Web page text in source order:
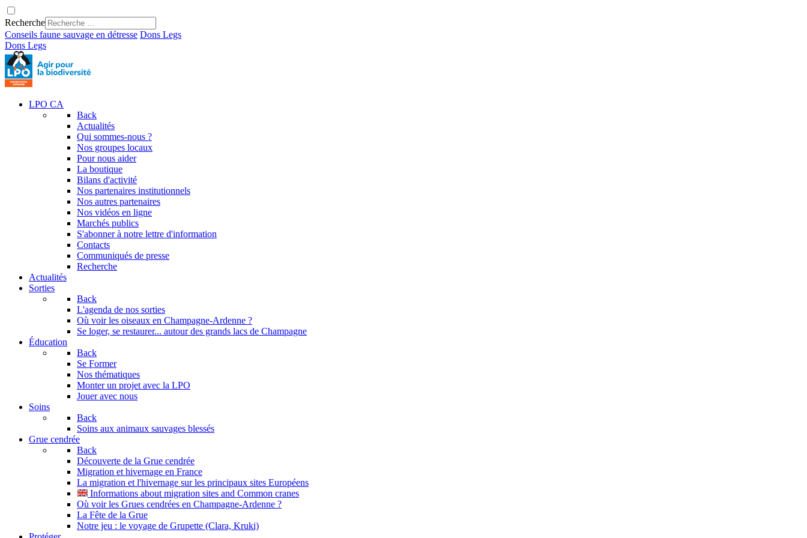
Recherche
Conseils faune sauvage en détresse Dons Legs
Dons Legs
LPO CA
Back
Actualités
Qui sommes-nous ?
Nos groupes locaux
Pour nous aider
La boutique
Bilans d'activité
Nos partenaires institutionnels
Nos autres partenaires
Nos vidéos en ligne
Marchés publics
S'abonner à notre lettre d'information
Contacts
Communiqués de presse
Recherche
Actualités
Sorties
Back
L'agenda de nos sorties
Où voir les oiseaux en Champagne-Ardenne ?
Se loger, se restaurer... autour des grands lacs de Champagne
Éducation
Back
Se Former
Nos thématiques
Monter un projet avec la LPO
Jouer avec nous
Soins
Back
Soins aux animaux sauvages blessés
Grue cendrée
Back
Découverte de la Grue cendrée
Migration et hivernage en France
La migration et l'hivernage sur les principaux sites Européens
Informations about migration sites and Common cranes
Où voir les Grues cendrées en Champagne-Ardenne ?
La Fête de la Grue
Notre jeu : le voyage de Grupette (Clara, Kruki)